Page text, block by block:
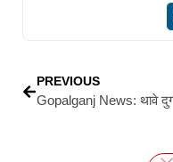
PREVIOUS